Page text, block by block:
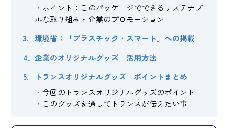
ポイント：このパッケージでできるサステナブ
ルな取り組み・企業のプロモーション
環境省：「プラスチック・スマート」への掲載
企業のオリジナルグッズ 活用方法
トランスオリジナルグッズ ポイントまとめ
今回のトランスオリジナルグッズのポイント
このグッズを通してトランスが伝えたい事